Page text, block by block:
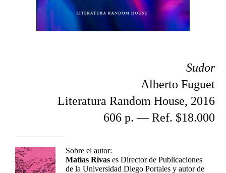
Sudor
Alberto Fuguet
Literatura Random House, 2016
606 p. — Ref. $18.000
Sobre el autor:
Matías Rivas es Director de Publicaciones
de la Universidad Diego Portales y autor de